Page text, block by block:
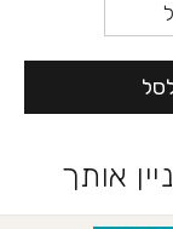
אותך